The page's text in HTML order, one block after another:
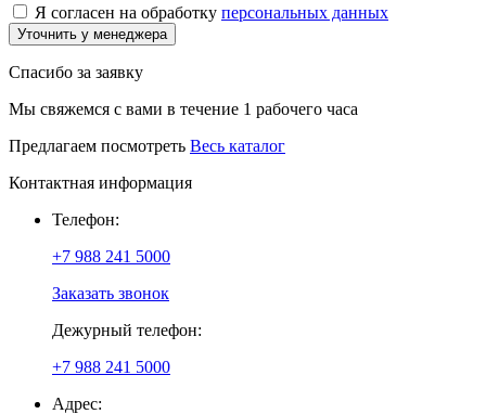
Я согласен на обработку персональных данных
Уточнить у менеджера
Спасибо за заявку
Мы свяжемся с вами в течение 1 рабочего часа
Предлагаем посмотреть Весь каталог
Контактная информация
Телефон:
+7 988 241 5000
Заказать звонок
Дежурный телефон:
+7 988 241 5000
Адрес: